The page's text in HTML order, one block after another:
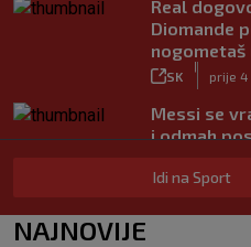
Real
Diomande
SK prije 4
Messi se
i odmah
Novo
potpisuje,
Idi na Sport
NAJNOVIJE